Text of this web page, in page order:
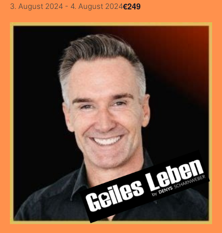
3. August 2024 - 4. August 2024€249